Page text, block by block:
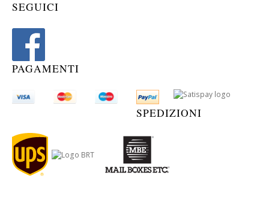
SEGUICI
PAGAMENTI
SPEDIZIONI